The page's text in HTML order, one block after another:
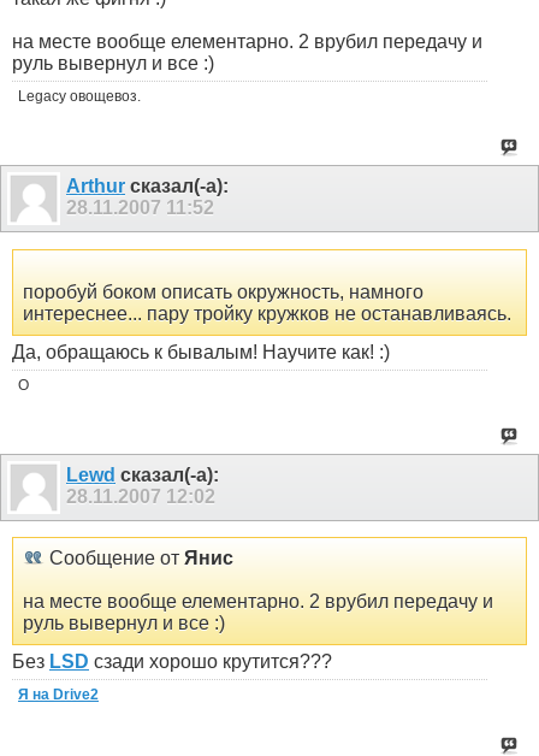
на месте вообще елементарно. 2 врубил передачу и
руль вывернул и все :)
Legacy овощевоз.
Arthur сказал(-а):
28.11.2007 11:52
поробуй боком описать окружность, намного
интереснее... пару тройку кружков не останавливаясь.
Да, обращаюсь к бывалым! Научите как! :)
O
Lewd сказал(-а):
28.11.2007 12:02
Сообщение от Янис
на месте вообще елементарно. 2 врубил передачу и
руль вывернул и все :)
Без LSD сзади хорошо крутится???
Я на Drive2